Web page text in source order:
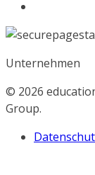
Unternehmen
© 2026
Group.